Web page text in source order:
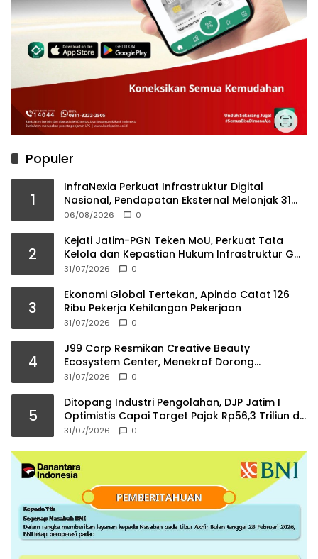
Populer
1
InfraNexia Perkuat Infrastruktur Digital
Nasional, Pendapatan Eksternal Melonjak 31
Persen
06/08/2026 0
2
Kejati Jatim-PGN Teken MoU, Perkuat Tata
Kelola dan Kepastian Hukum Infrastruktur Gas
Bumi
31/07/2026 0
3
Ekonomi Global Tertekan, Apindo Catat 126
Ribu Pekerja Kehilangan Pekerjaan
31/07/2026 0
4
J99 Corp Resmikan Creative Beauty
Ecosystem Center, Menekraf Dorong
Ekosistem Industri Kreatif
31/07/2026 0
5
Ditopang Industri Pengolahan, DJP Jatim I
Optimistis Capai Target Pajak Rp56,3 Triliun di
2026
31/07/2026 0